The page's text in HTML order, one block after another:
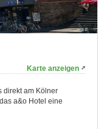
Karte anzeigen
direkt am Kölner
a&o Hotel eine